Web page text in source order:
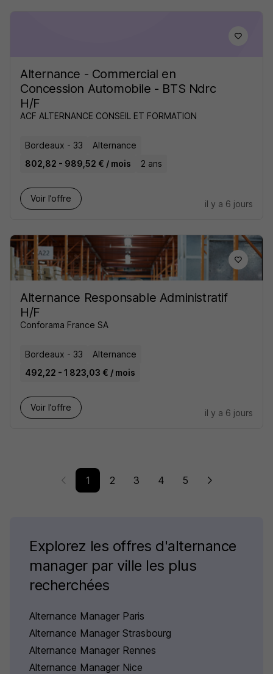
Alternance - Commercial en
Concession Automobile - BTS Ndrc
H/F
ACF ALTERNANCE CONSEIL ET FORMATION
Bordeaux - 33
Alternance
802,82 - 989,52 € / mois
2 ans
Voir l’offre
il y a 6 jours
Alternance Responsable Administratif
H/F
Conforama France SA
Bordeaux - 33
Alternance
492,22 - 1 823,03 € / mois
Voir l’offre
il y a 6 jours
1 2 3 4 5
Explorez les offres d'alternance
manager par ville les plus
recherchées
Alternance Manager Paris
Alternance Manager Strasbourg
Alternance Manager Rennes
Alternance Manager Nice